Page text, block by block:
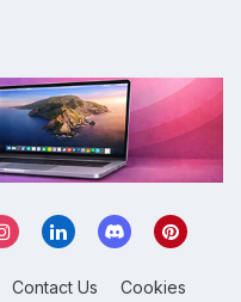
Contact Us Cookies